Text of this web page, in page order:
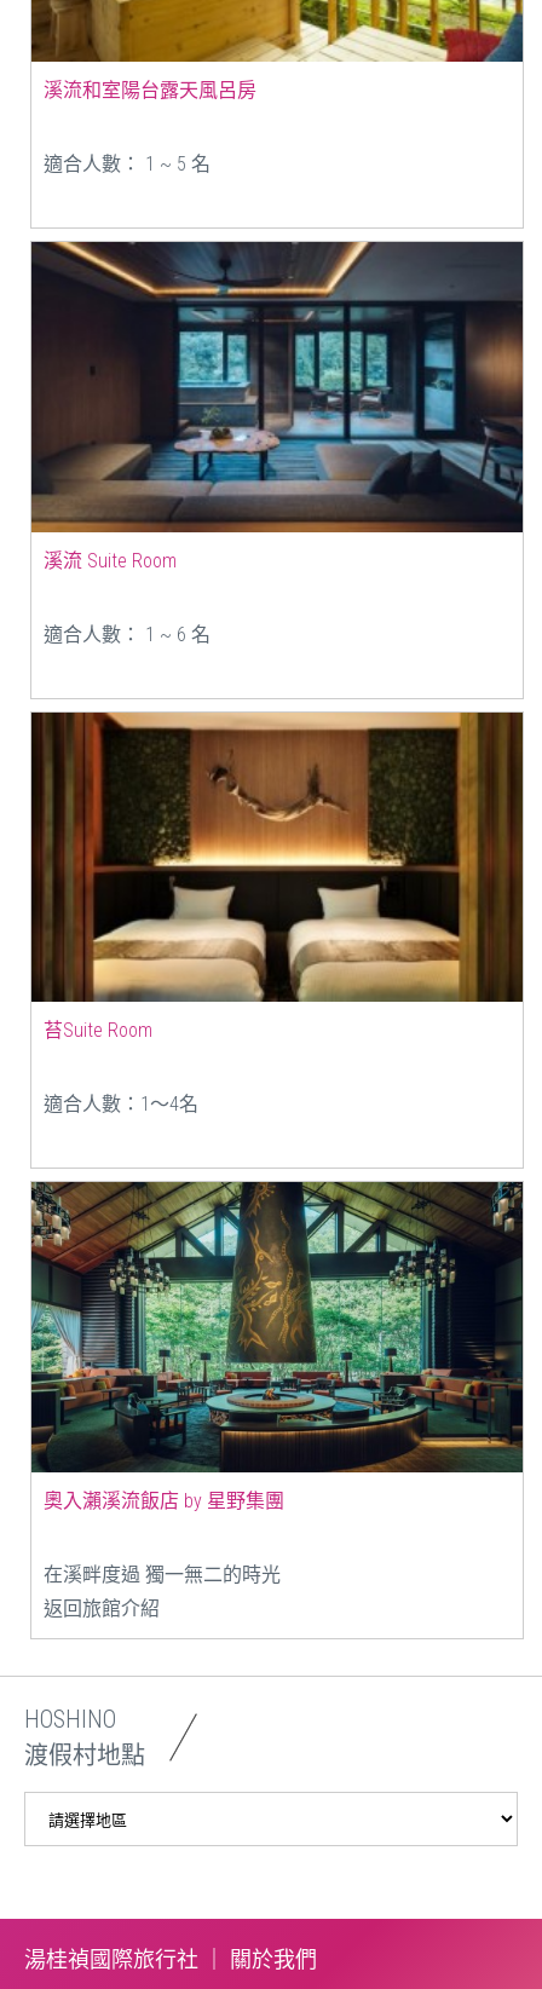
溪流和室陽台露天風呂房
適合人數： 1 ~ 5 名
溪流 Suite Room
適合人數： 1 ~ 6 名
苔Suite Room
適合人數：1〜4名
奧入瀨溪流飯店 by 星野集團
在溪畔度過 獨一無二的時光
返回旅館介紹
HOSHINO
渡假村地點
湯桂禎國際旅行社 ｜ 關於我們